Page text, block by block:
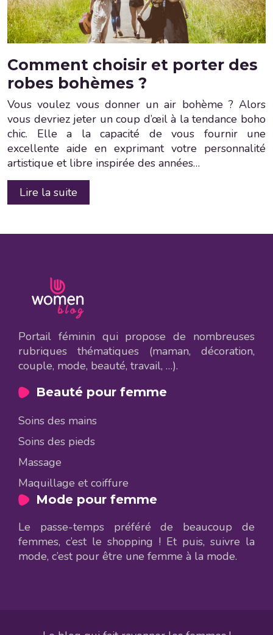
Comment choisir et porter des
robes bohèmes ?
Vous voulez vous donner un air bohème ? Alors
vous devriez jeter un coup d’œil à la tendance boho
chic. Elle a la capacité de vous fournir une
excellente aide en exprimant votre personnalité
artistique et libre inspirée des années…
Lire la suite
Portail féminin qui propose de nombreuses
rubriques thématiques (maman, décoration,
couple, mode, beauté, travail, …).
Beauté pour femme
Soins des mains
Soins des pieds
Massage
Maquillage et coiffure
Mode pour femme
Le passe-temps préféré de beaucoup de
femmes, c’est le shopping ! Et puis, suivre la
mode, c’est pour être une femme à la mode.